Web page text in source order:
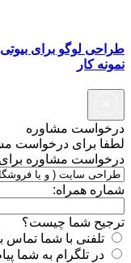
طراحی لوگو برای
نمونه کار
درخواست مشاوره
لطفا برای درخواست
درخواست مشاوره
شماره همراه:
ترجیح شما چیست؟
تلفنی با شما تماس
در تلگرام به شما